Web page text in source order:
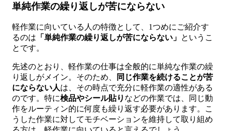
単純作業の繰り返しが苦にならない
軽作業に向いている人の特徴として、1つめにご紹介す
るのは 「単純作業の繰り返しが苦にならない」 というこ
とです。
先述のとおり、軽作業の仕事は全般的に単純な作業の繰
り返しがメイン。そのため、
同じ作業を続けることが苦
にならない人は、その時点で充分に軽作業の適性がある
のです。特に検品やシール貼り などの作業では、同じ動
作をルーティン的に何度も繰り返す必要があります。こ
うした作業に対してモチベーションを維持して取り組め